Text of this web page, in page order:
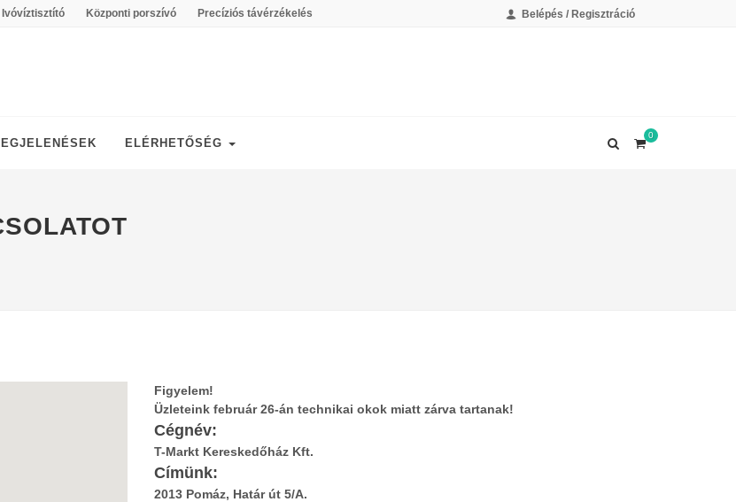
Ivóvíztisztító Központi porszívó Precíziós távérzékelés Belépés / Regisztráció
ELÉRHETŐSÉG
0
Figyelem!
Üzleteink február 26-án technikai okok miatt zárva tartanak!
Cégnév:
T-Markt Kereskedőház Kft.
Címünk:
2013 Pomáz, Határ út 5/A.